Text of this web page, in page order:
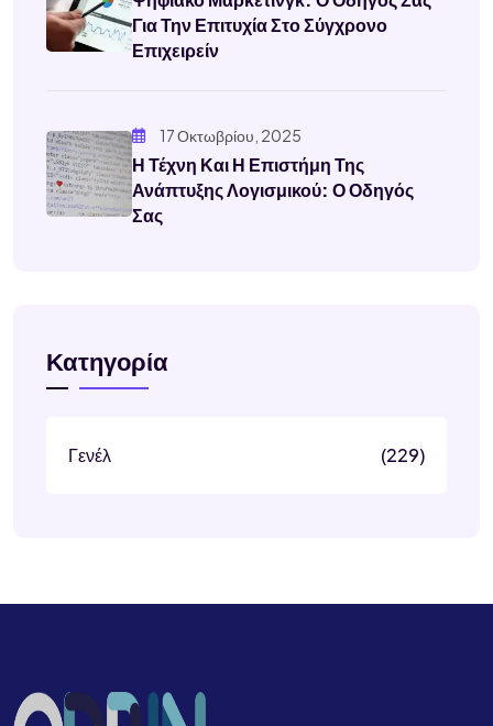
Για Την Επιτυχία Στο Σύγχρονο
Επιχειρείν
17 Οκτωβρίου, 2025
Η Τέχνη Και Η Επιστήμη Της
Ανάπτυξης Λογισμικού: Ο Οδηγός
Σας
Κατηγορία
Γενέλ (229)